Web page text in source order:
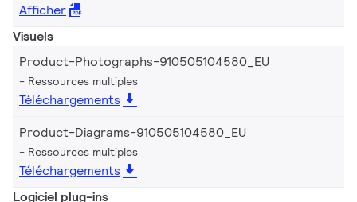
Afficher
Visuels
Product-Photographs-910505104580_EU
Ressources multiples
Téléchargements
Product-Diagrams-910505104580_EU
Ressources multiples
Téléchargements
Logiciel plug-ins